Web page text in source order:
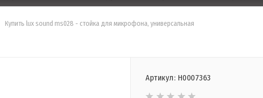
Купить lux sound ms028 - стойка для микрофона, универсальная
Артикул: Н0007363